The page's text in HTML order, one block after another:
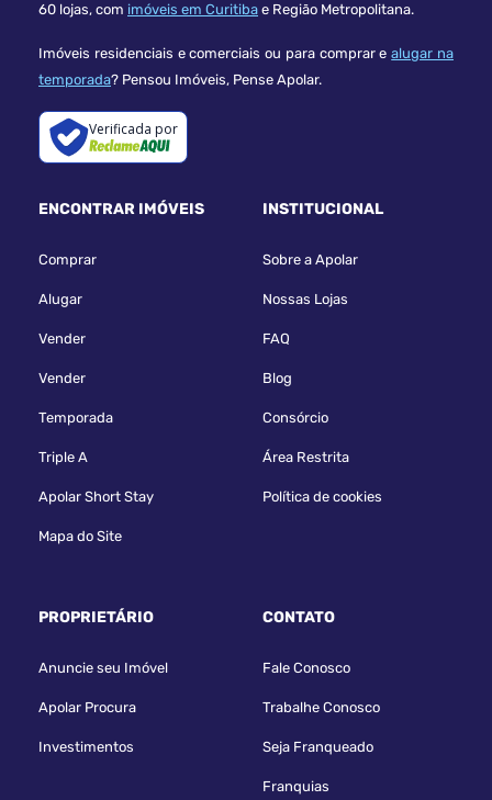
Apartamento em Condomínio no Seminário,
153 m²
Condomínio: Condominio Residencial Firenze
Ref. 217526
3
2
60 lojas, com imóveis em Curitiba e Região Metropolitana.
Imóveis residenciais e comerciais ou para comprar ealugar na
temporada? Pensou Imóveis, Pense Apolar.
Verificada por
ENCONTRAR IMÓVEIS
Comprar
Alugar
Vender
Vender
Temporada
Triple A
Apolar Short Stay
Mapa do Site
INSTITUCIONAL
Sobre a Apolar
Nossas Lojas
FAQ
Blog
Consórcio
Área Restrita
Política de cookies
PROPRIETÁRIO
Anuncie seu Imóvel
Apolar Procura
Investimentos
CONTATO
Fale Conosco
Trabalhe Conosco
Seja Franqueado
Franquias